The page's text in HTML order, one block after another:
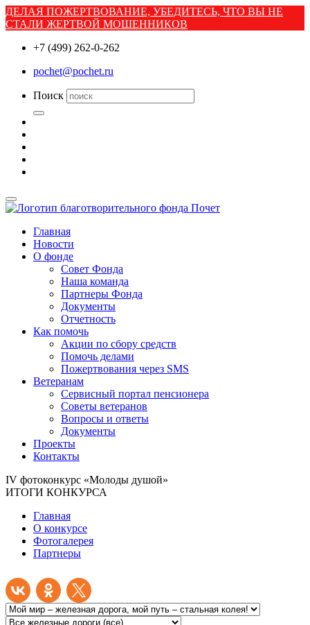
ДЕЛАЯ ПОЖЕРТВОВАНИЕ, УБЕДИТЕСЬ, ЧТО ВЫ НЕ
СТАЛИ ЖЕРТВОЙ МОШЕННИКОВ
+7 (499) 262-0-262
pochet@pochet.ru
Поиск
Главная
Новости
О фонде
Совет Фонда
Наша команда
Партнеры Фонда
Документы
Отчетность
Как помочь
Акции по сбору средств
Помочь делами
Пожертвования через SMS
Ветеранам
Сервисный портал пенсионера
Советы ветеранов
Вопросы и ответы
Документы
Проекты
Контакты
IV фотоконкурс «Молоды душой»
ИТОГИ КОНКУРСА
Главная
О конкурсе
Фотогалерея
Партнеры